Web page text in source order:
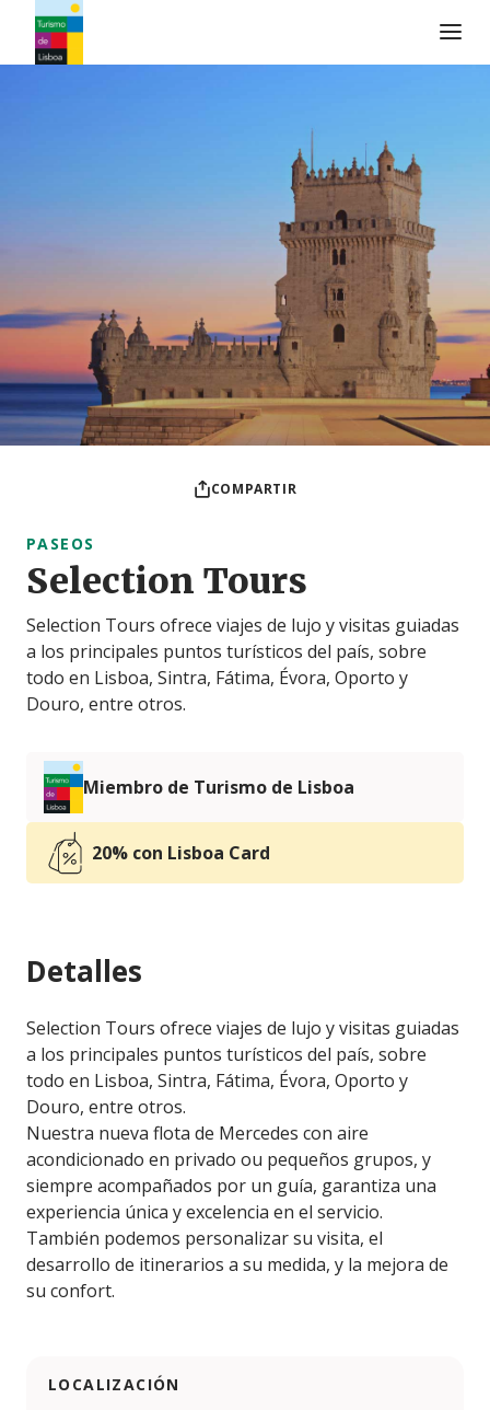
COMPARTIR
PASEOS
Selection Tours
Selection Tours ofrece viajes de lujo y visitas guiadas
a los principales puntos turísticos del país, sobre
todo en Lisboa, Sintra, Fátima, Évora, Oporto y
Douro, entre otros.
Miembro de Turismo de Lisboa
20% con Lisboa Card
Detalles
Selection Tours ofrece viajes de lujo y visitas guiadas
a los principales puntos turísticos del país, sobre
todo en Lisboa, Sintra, Fátima, Évora, Oporto y
Douro, entre otros.
Nuestra nueva flota de Mercedes con aire
acondicionado en privado ou pequeños grupos, y
siempre acompañados por un guía, garantiza una
experiencia única y excelencia en el servicio.
También podemos personalizar su visita, el
desarrollo de itinerarios a su medida, y la mejora de
su confort.
LOCALIZACIÓN